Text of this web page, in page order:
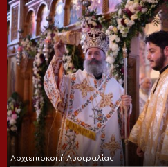
Αρχιεπισκοπή Αυστραλίας